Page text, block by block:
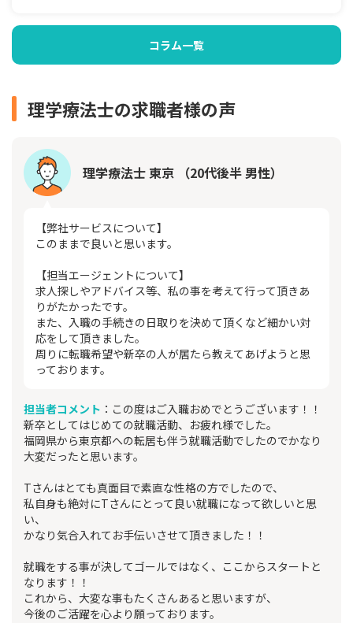
コラム一覧
理学療法士の求職者様の声
理学療法士 東京 （20代後半 男性）
【弊社サービスについて】
このままで良いと思います。
【担当エージェントについて】
求人探しやアドバイス等、私の事を考えて行って頂きあ
りがたかったです。
また、入職の手続きの日取りを決めて頂くなど細かい対
応をして頂きました。
周りに転職希望や新卒の人が居たら教えてあげようと思
っております。
担当者コメント ：この度はご入職おめでとうございます！！
新卒としてはじめての就職活動、お疲れ様でした。
福岡県から東京都への転居も伴う就職活動でしたのでかなり
大変だったと思います。
Tさんはとても真面目で素直な性格の方でしたので、
私自身も絶対にTさんにとって良い就職になって欲しいと思
い、
かなり気合入れてお手伝いさせて頂きました！！
就職をする事が決してゴールではなく、ここからスタートと
なります！！
これから、大変な事もたくさんあると思いますが、
今後のご活躍を心より願っております。